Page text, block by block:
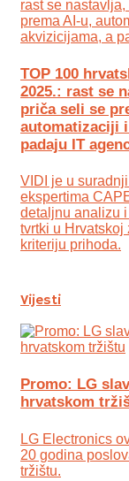
TOP 100
2025.: rast se
priča seli se
automatizaciji
padaju IT
VIDI je u
ekspertima
detaljnu analizu
tvrtki u Hrvatskoj
kriteriju prihoda.
Vijesti
Promo: LG
hrvatskom
LG Electronics
20 godina
tržištu.